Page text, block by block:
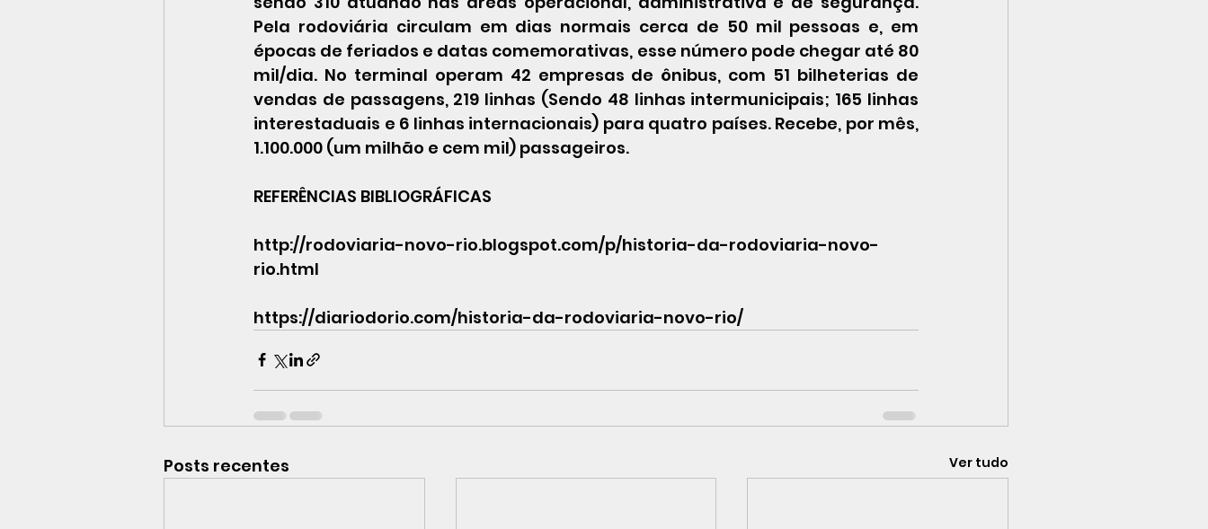
Pela rodoviária circulam em dias normais cerca de 50 mil pessoas e, em
épocas de feriados e datas comemorativas, esse número pode chegar até 80
mil/dia. No terminal operam 42 empresas de ônibus, com 51 bilheterias de
vendas de passagens, 219 linhas (Sendo 48 linhas intermunicipais; 165 linhas
interestaduais e 6 linhas internacionais) para quatro países. Recebe, por mês,
1.100.000 (um milhão e cem mil) passageiros.
REFERÊNCIAS BIBLIOGRÁFICAS
http://rodoviaria-novo-rio.blogspot.com/p/historia-da-rodoviaria-novo-
rio.html
https://diariodorio.com/historia-da-rodoviaria-novo-rio/
Posts recentes Ver tudo